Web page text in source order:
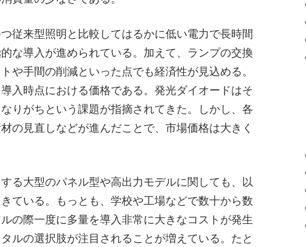
従来型照明と比較してはるかに低い電力で長時間
な導入が進められている。加えて、ランプの交換
手間の削減といった点でも経済性が見込める。
入時点における価格である。発光ダイオードはそ
りがちという課題が指摘されてきた。しかし、各
の見直しなどが進んだことで、市場価格は大きく
る大型のパネル型や高出力モデルに関しても、以
ている。もっとも、学校や工場などで数十から数
の際一度に多量を導入非常に大きなコストが発生
ルの選択肢が注目されることが増えている。たと